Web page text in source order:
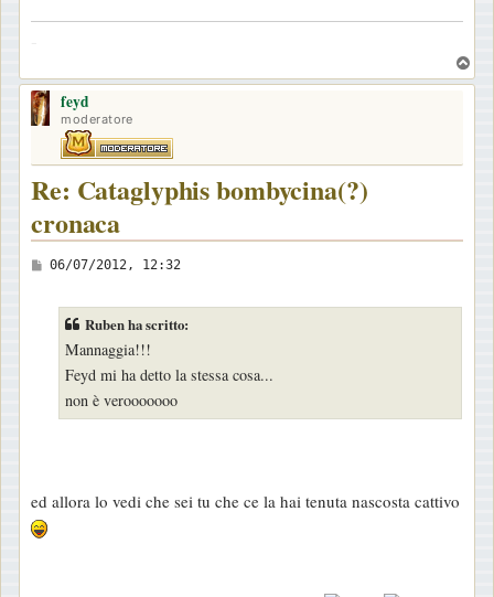
o
o
feyd
moderatore
Re: Cataglyphis bombycina(?)
cronaca
M
06/07/2012, 12:32
Ruben ha scritto:
Mannaggia!!!
Feyd mi ha detto la stessa cosa...
non è verooooooo
ed allora lo vedi che sei tu che ce la hai tenuta nascosta cattivo